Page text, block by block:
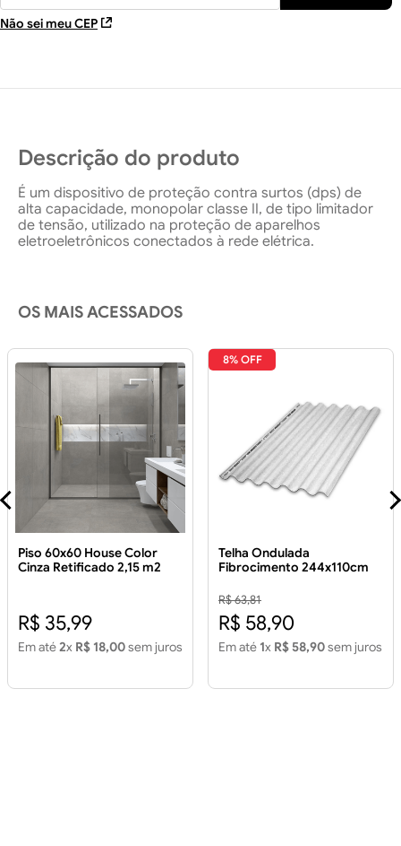
Não sei meu CEP
Descrição do produto
É um dispositivo de proteção contra surtos (dps) de
alta capacidade, monopolar classe II, de tipo limitador
de tensão, utilizado na proteção de aparelhos
eletroeletrônicos conectados à rede elétrica.
OS MAIS ACESSADOS
Piso 60x60 House Color
Cinza Retificado 2,15 m2
R$ 35,99
Em até2x R$ 18,00sem juros
8% OFF
Telha Ondulada
Fibrocimento 244x110cm
R$ 63,81
R$ 58,90
Em até 1x R$ 58,90sem juros